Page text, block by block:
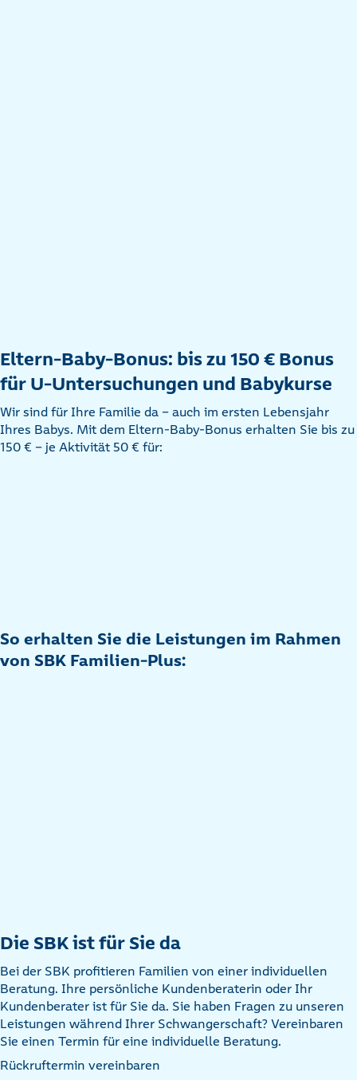
Eltern-Baby-Bonus: bis zu 150 € Bonus
für U-Untersuchungen und Babykurse
Wir sind für Ihre Familie da – auch im ersten Lebensjahr
Ihres Babys. Mit dem Eltern-Baby-Bonus erhalten Sie bis zu
150 € – je Aktivität 50 € für:
So erhalten Sie die Leistungen im Rahmen
von SBK Familien-Plus:
Die SBK ist für Sie da
Bei der SBK profitieren Familien von einer individuellen
Beratung. Ihre persönliche Kundenberaterin oder Ihr
Kundenberater ist für Sie da. Sie haben Fragen zu unseren
Leistungen während Ihrer Schwangerschaft? Vereinbaren
Sie einen Termin für eine individuelle Beratung.
Rückruftermin vereinbaren